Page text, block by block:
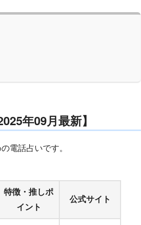
年09月最新】
電話占いです。
特徴・推しポ
イント
公式サイト